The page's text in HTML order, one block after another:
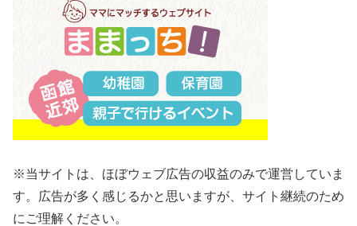
※当サイトは、ほぼウェブ広告の収益のみで運営していま
す。広告が多く感じるかと思いますが、サイト継続のため
にご理解ください。